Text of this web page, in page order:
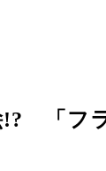
「フ